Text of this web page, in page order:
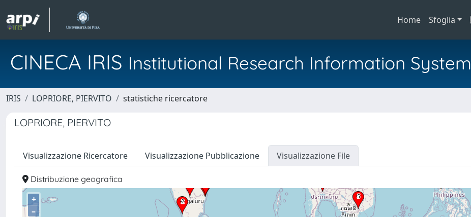
Home Sfoglia
CINECA IRIS Institutional Research Information System
IRIS LOPRIORE, PIERVITO statistiche ricercatore
LOPRIORE, PIERVITO
Visualizzazione Ricercatore Visualizzazione Pubblicazione Visualizzazione File
Distribuzione geografica
+
–